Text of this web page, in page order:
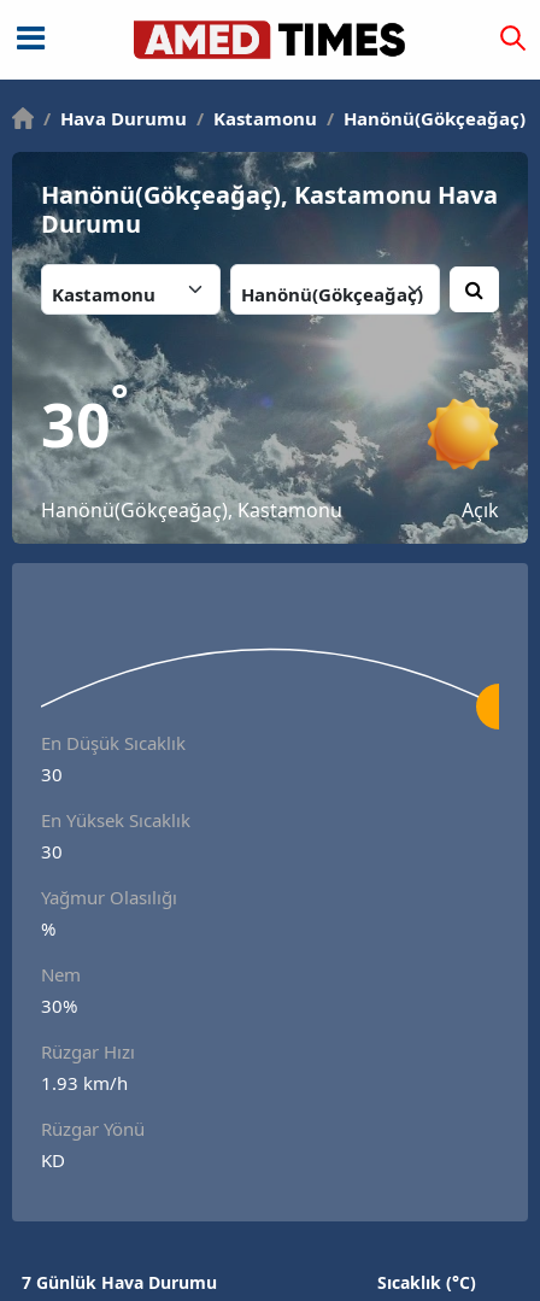
/ Hava Durumu / Kastamonu / Hanönü(Gökçeağaç)
Hanönü(Gökçeağaç), Kastamonu Hava
Durumu
30°
Hanönü(Gökçeağaç), Kastamonu Açık
En Düşük Sıcaklık
30
En Yüksek Sıcaklık
30
Yağmur Olasılığı
%
Nem
30%
Rüzgar Hızı
1.93 km/h
Rüzgar Yönü
KD
7 Günlük Hava Durumu Sıcaklık (°C)